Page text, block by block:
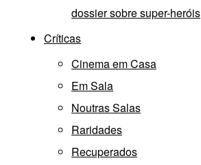
dossier sobre super-heróis
Críticas
Cinema em Casa
Em Sala
Noutras Salas
Raridades
Recuperados